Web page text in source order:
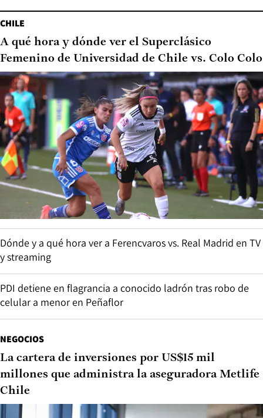
CHILE
A qué hora y dónde ver el Superclásico
Femenino de Universidad de Chile vs. Colo Colo
Dónde y a qué hora ver a Ferencvaros vs. Real Madrid en TV
y streaming
PDI detiene en flagrancia a conocido ladrón tras robo de
celular a menor en Peñaflor
NEGOCIOS
La cartera de inversiones por US$15 mil
millones que administra la aseguradora Metlife
Chile